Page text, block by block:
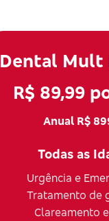
Dental Mult
R$ 89,99
Anual R$
Todas as
Urgência e
Tratamento de
Clareamento